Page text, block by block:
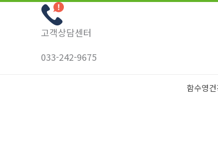
콘
고객상담센터
033-242-9675
함수영